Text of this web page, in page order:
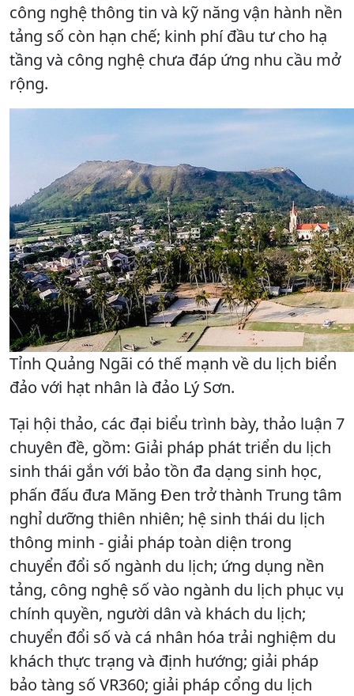
công nghệ thông tin và kỹ năng vận hành nền
tảng số còn hạn chế; kinh phí đầu tư cho hạ
tầng và công nghệ chưa đáp ứng nhu cầu mở
rộng.
Tỉnh Quảng Ngãi có thế mạnh về du lịch biển
đảo với hạt nhân là đảo Lý Sơn.
Tại hội thảo, các đại biểu trình bày, thảo luận 7
chuyên đề, gồm: Giải pháp phát triển du lịch
sinh thái gắn với bảo tồn đa dạng sinh học,
phấn đấu đưa Măng Đen trở thành Trung tâm
nghỉ dưỡng thiên nhiên; hệ sinh thái du lịch
thông minh - giải pháp toàn diện trong
chuyển đổi số ngành du lịch; ứng dụng nền
tảng, công nghệ số vào ngành du lịch phục vụ
chính quyền, người dân và khách du lịch;
chuyển đổi số và cá nhân hóa trải nghiệm du
khách thực trạng và định hướng; giải pháp
bảo tàng số VR360; giải pháp cổng du lịch